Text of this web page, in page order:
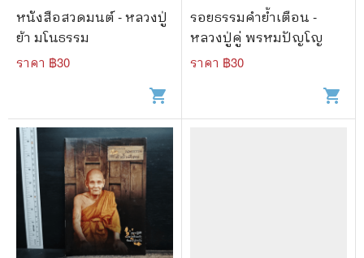
หนังสือสวดมนต์ - หลวงปู่
ย้า มโนธรรม
ราคา ฿30
shopping_cart
รอยธรรมคำย้ำเตือน -
หลวงปู่คู่ พรหมปัญโญ
ราคา ฿30
shopping_cart